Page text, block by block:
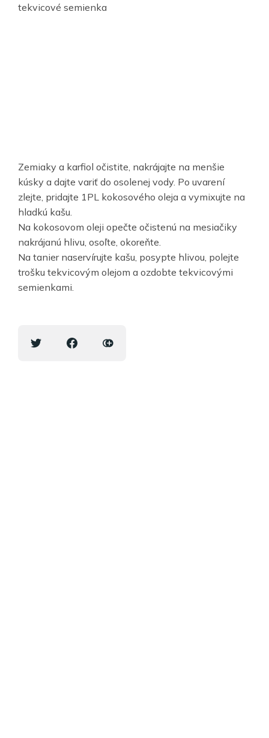
tekvicové semienka
Zemiaky a karfiol očistite, nakrájajte na menšie
kúsky a dajte variť do osolenej vody. Po uvarení
zlejte, pridajte 1PL kokosového oleja a vymixujte na
hladkú kašu.
Na kokosovom oleji opečte očistenú na mesiačiky
nakrájanú hlivu, osoľte, okoreňte.
Na tanier naservírujte kašu, posypte hlivou, polejte
trošku tekvicovým olejom a ozdobte tekvicovými
semienkami.